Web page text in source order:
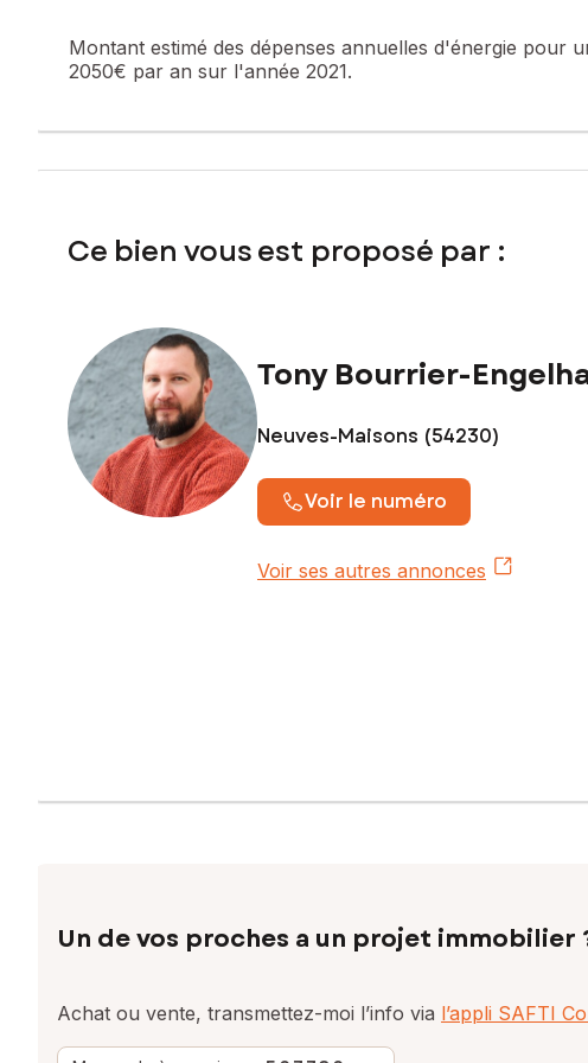
Contactez votre conseiller SAFTI : Tony BOURRIER-
Montant estimé des dépenses annuelles d'énergie pour
2050€ par an sur l'année 2021.
Ce bien vous est proposé par :
Tony Bourrier-
Neuves-Maisons (54230)
Voir le numéro
Voir ses autres annonces
Un de vos proches a un projet immobilier
Achat ou vente, transmettez-moi l’info via l’appli SAFTI